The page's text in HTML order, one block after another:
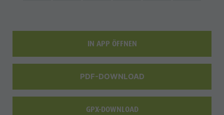
IN APP ÖFFNEN
PDF-DOWNLOAD
GPX-DOWNLOAD